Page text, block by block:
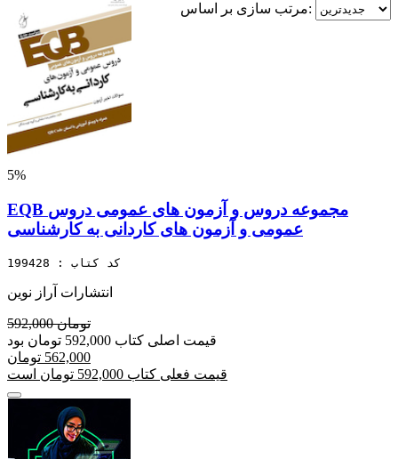
مرتب سازی بر اساس:
5%
EQB مجموعه دروس و آزمون های عمومی دروس
عمومی و آزمون های کاردانی به کارشناسی
کد کتاب : 199428
انتشارات آراز نوین
592,000 تومان
قیمت اصلی کتاب 592,000 تومان بود
562,000 تومان
قیمت فعلی کتاب 592,000 تومان است